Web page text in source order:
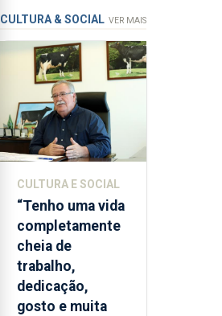
de
ensino
instituição
CULTURA & SOCIAL VER MAIS
CULTURA E SOCIAL
“Tenho uma vida
completamente
cheia de
trabalho,
dedicação,
gosto e muita